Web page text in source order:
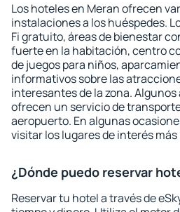
Los hoteles en Meran ofrecen
instalaciones a los huéspedes.
Fi gratuito, áreas de bienestar
fuerte en la habitación, centro
de juegos para niños,
informativos sobre las
interesantes de la zona.
ofrecen un servicio de
aeropuerto. En algunas
visitar los lugares de interés
¿Dónde puedo reservar
Reservar tu hotel a través de